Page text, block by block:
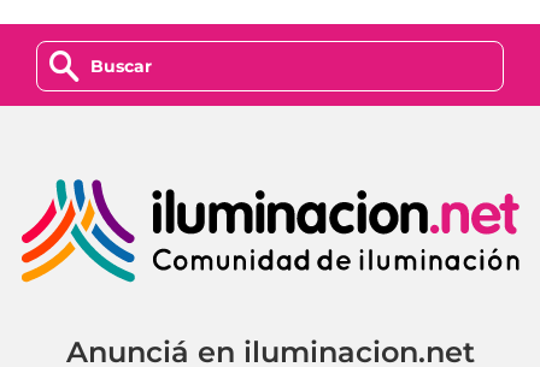
z
Anunciá en iluminacion.net